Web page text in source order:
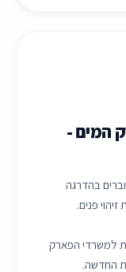
המים -
בהדרגה
פנים.
למשרדי הפארק
החדשה.